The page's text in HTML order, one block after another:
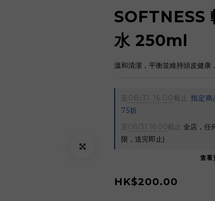
SOFTNESS
水 250ml
溫和清潔，平衡並維持頭皮健康
至 08/31 16:00截止
指定
75折
至 08/31 16:00截止
全店，任
限，送完即止)
查看
HK$200.00